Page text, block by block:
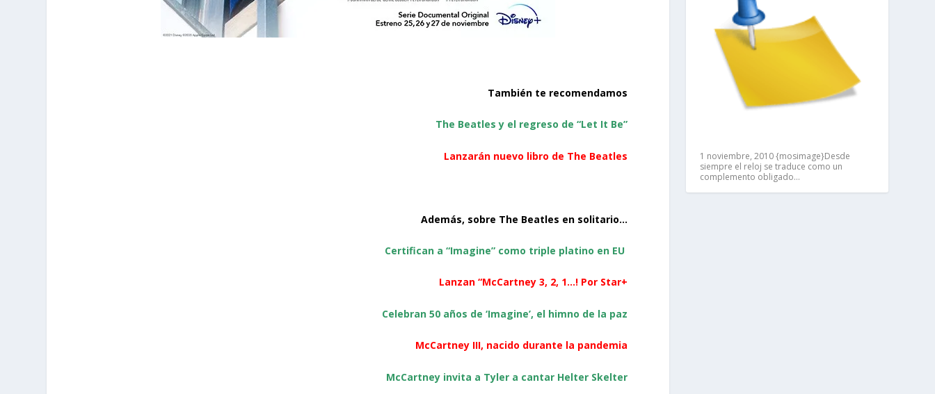
También te recomendamos
The Beatles y el regreso de “Let It Be”
Lanzarán nuevo libro de The Beatles
Además, sobre The Beatles en solitario…
Certifican a “Imagine” como triple platino en EU
Lanzan “McCartney 3, 2, 1…! Por Star+
Celebran 50 años de ‘Imagine’, el himno de la paz
McCartney III, nacido durante la pandemia
McCartney invita a Tyler a cantar Helter Skelter
1 noviembre, 2010{mosimage}Desde
siempre el reloj se traduce como un
complemento obligado…